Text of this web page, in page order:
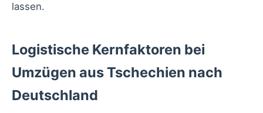
lassen.
Logistische Kernfaktoren bei
Umzügen aus Tschechien nach
Deutschland